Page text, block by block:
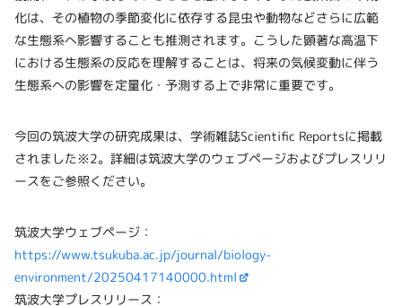
化は、その植物の季節変化に依存する昆虫や動物などさらに広範
な生態系へ影響することも推測されます。こうした顕著な高温下
における生態系の反応を理解することは、将来の気候変動に伴う
生態系への影響を定量化・予測する上で非常に重要です。
今回の筑波大学の研究成果は、学術雑誌Scientific Reportsに掲載
されました※2。詳細は筑波大学のウェブページおよびプレスリリ
ースをご参照ください。
筑波大学ウェブページ：
https://www.tsukuba.ac.jp/journal/biology-
environment/20250417140000.html
筑波大学プレスリリース：